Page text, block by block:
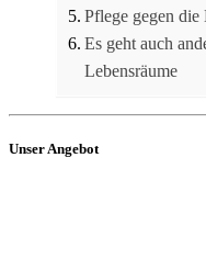
Pflege gegen die
Es geht auch
Lebensräume
Unser Angebot